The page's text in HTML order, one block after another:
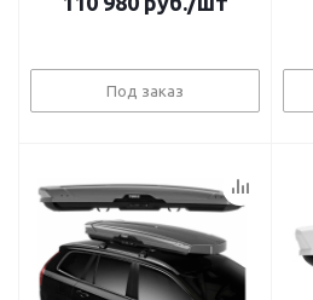
Под заказ